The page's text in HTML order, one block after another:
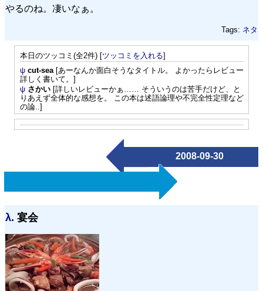
やるのね。凄いなぁ。
Tags: ネタ
本日のツッコミ(全2件) [ツッコミを入れる]
ψ cut-sea[あーなんか面白そうなタイトル。 よかったらレビュー
詳しく書いて。]
ψ さかい[詳しいレビューかぁ…… そういうのは苦手だけど、と
りあえず全体的な感想を。 この本は述語論理や不完全性定理など
の論..]
2008-09-30
λ. 宴会